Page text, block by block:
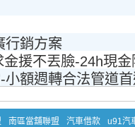
行銷方案
援不丟臉-24h現金
額週轉合法管道
南區當舖聯盟 汽車借款 u91汽